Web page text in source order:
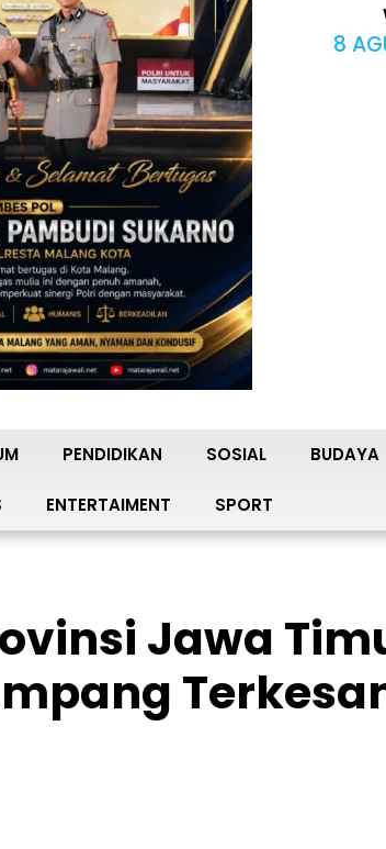
8
PENDIDIKAN SOSIAL BUDAYA
ENTERTAIMENT SPORT
Jawa